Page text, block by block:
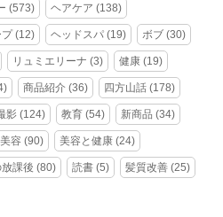
(573) ヘアケア (138)
プ(12) ヘッドスパ (19) ボブ (30)
リュミエリーナ (3) 健康 (19)
商品紹介 (36) 四方山話 (178)
影 (124) 教育 (54) 新商品 (34)
美容 (90) 美容と健康 (24)
課後 (80) 読書 (5) 髪質改善 (25)